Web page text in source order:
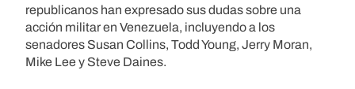
republicanos han expresado sus dudas sobre una
acción militar en Venezuela, incluyendo a los
senadores Susan Collins, Todd Young, Jerry Moran,
Mike Lee y Steve Daines.